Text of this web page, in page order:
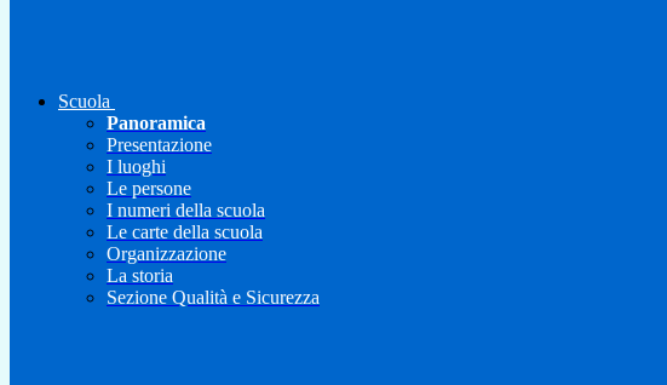
Scuola
Panoramica
Presentazione
I luoghi
Le persone
I numeri della scuola
Le carte della scuola
Organizzazione
La storia
Sezione Qualità e Sicurezza